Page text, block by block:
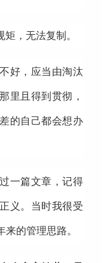
，无法复制。
好，应当由淘汰
里且得到贯彻，
的自己都会想办
一篇文章，记得
义。当时我很受
的管理思路。